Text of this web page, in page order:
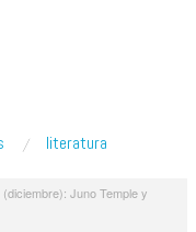
literatura
Juno Temple y